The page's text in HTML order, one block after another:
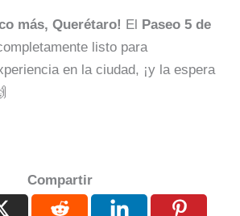
más, Querétaro! El Paseo 5 de
listo para
en la ciudad, ¡y la espera
Compartir